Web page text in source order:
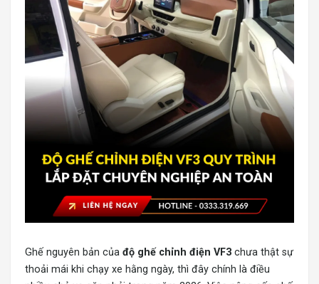
Ghế nguyên bản của độ ghế chỉnh điện VF3 chưa thật sự
thoải mái khi chạy xe hằng ngày, thì đây chính là điều